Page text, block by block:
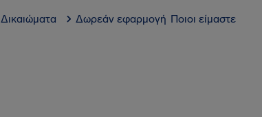
Δικαιώματα Δωρεάν εφαρμογή Ποιοι είμαστε